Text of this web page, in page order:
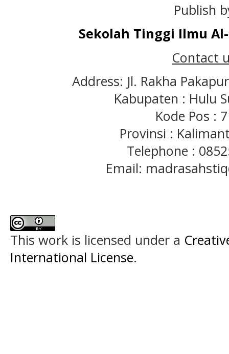
Publish
Sekolah Tinggi Ilmu
Contact
Address: Jl. Rakha
Kabupaten : Hulu
Kode Pos :
Provinsi :
Telephone :
Email:
This work is licensed under a
International License.